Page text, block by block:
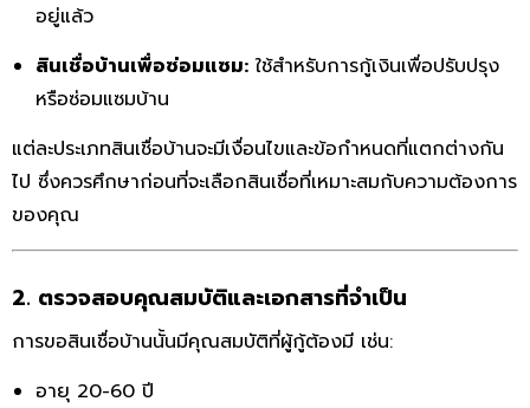
อยู่แล้ว
สินเชื่อบ้านเพื่อซ่อมแซม: ใช้สำหรับการกู้เงินเพื่อปรับปรุง
หรือซ่อมแซมบ้าน
แต่ละประเภทสินเชื่อบ้านจะมีเงื่อนไขและข้อกำหนดที่แตกต่างกัน
ไป ซึ่งควรศึกษาก่อนที่จะเลือกสินเชื่อที่เหมาะสมกับความต้องการ
ของคุณ
2. ตรวจสอบคุณสมบัติและเอกสารที่จำเป็น
การขอสินเชื่อบ้านนั้นมีคุณสมบัติที่ผู้กู้ต้องมี เช่น:
อายุ 20-60 ปี